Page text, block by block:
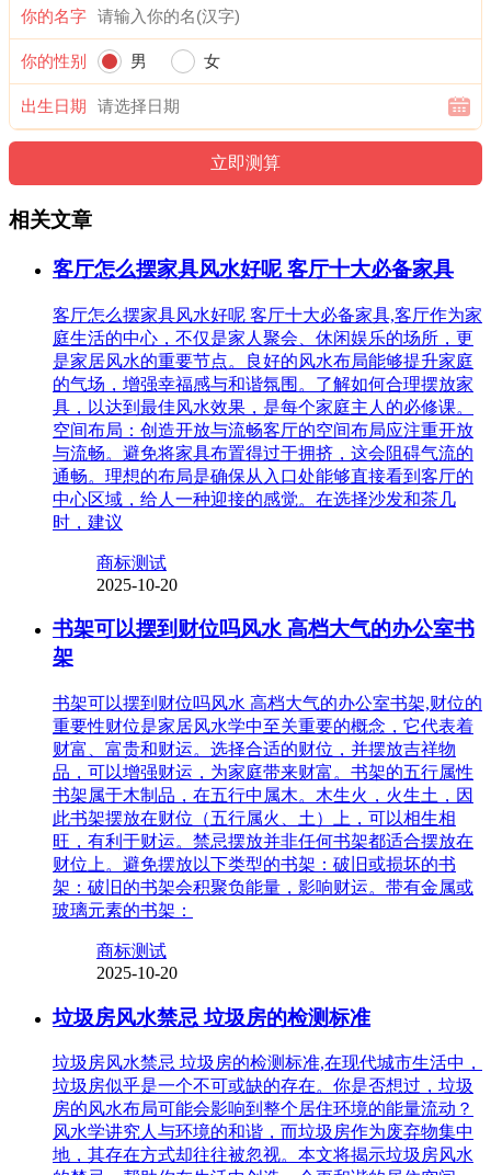
你的名字
你的性别 男 女
出生日期
相关文章
客厅怎么摆家具风水好呢 客厅十大必备家具
客厅怎么摆家具风水好呢 客厅十大必备家具,客厅作为家
庭生活的中心，不仅是家人聚会、休闲娱乐的场所，更
是家居风水的重要节点。良好的风水布局能够提升家庭
的气场，增强幸福感与和谐氛围。了解如何合理摆放家
具，以达到最佳风水效果，是每个家庭主人的必修课。
空间布局：创造开放与流畅客厅的空间布局应注重开放
与流畅。避免将家具布置得过于拥挤，这会阻碍气流的
通畅。理想的布局是确保从入口处能够直接看到客厅的
中心区域，给人一种迎接的感觉。在选择沙发和茶几
时，建议
商标测试
2025-10-20
书架可以摆到财位吗风水 高档大气的办公室书
架
书架可以摆到财位吗风水 高档大气的办公室书架,财位的
重要性财位是家居风水学中至关重要的概念，它代表着
财富、富贵和财运。选择合适的财位，并摆放吉祥物
品，可以增强财运，为家庭带来财富。书架的五行属性
书架属于木制品，在五行中属木。木生火，火生土，因
此书架摆放在财位（五行属火、土）上，可以相生相
旺，有利于财运。禁忌摆放并非任何书架都适合摆放在
财位上。避免摆放以下类型的书架：破旧或损坏的书
架：破旧的书架会积聚负能量，影响财运。带有金属或
玻璃元素的书架：
商标测试
2025-10-20
垃圾房风水禁忌 垃圾房的检测标准
垃圾房风水禁忌 垃圾房的检测标准,在现代城市生活中，
垃圾房似乎是一个不可或缺的存在。你是否想过，垃圾
房的风水布局可能会影响到整个居住环境的能量流动？
风水学讲究人与环境的和谐，而垃圾房作为废弃物集中
地，其存在方式却往往被忽视。本文将揭示垃圾房风水